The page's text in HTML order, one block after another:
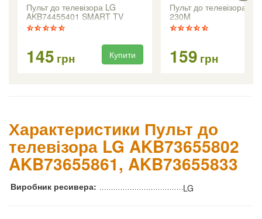
Пульт до телевізора LG
AKB74455401 SMART TV
довгий корпус
145 грн Купити
Пульт до телевізора
230M
159 грн
Характеристики Пульт до
телевізора LG AKB73655802
AKB73655861, AKB73655833
Виробник ресивера: LG